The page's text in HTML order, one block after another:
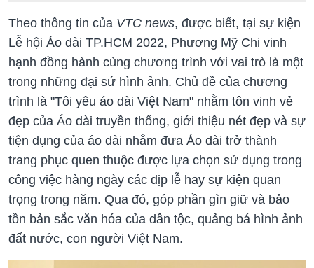
Theo thông tin của VTC news, được biết, tại sự kiện
Lễ hội Áo dài TP.HCM 2022, Phương Mỹ Chi vinh
hạnh đồng hành cùng chương trình với vai trò là một
trong những đại sứ hình ảnh. Chủ đề của chương
trình là "Tôi yêu áo dài Việt Nam" nhằm tôn vinh vẻ
đẹp của Áo dài truyền thống, giới thiệu nét đẹp và sự
tiện dụng của áo dài nhằm đưa Áo dài trở thành
trang phục quen thuộc được lựa chọn sử dụng trong
công việc hàng ngày các dịp lễ hay sự kiện quan
trọng trong năm. Qua đó, góp phần gìn giữ và bảo
tồn bản sắc văn hóa của dân tộc, quảng bá hình ảnh
đất nước, con người Việt Nam.